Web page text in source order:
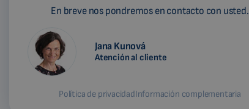
En breve nos pondremos en contacto con usted.
Jana Kunová
Atención al cliente
Política de privacidadInformación complementaria